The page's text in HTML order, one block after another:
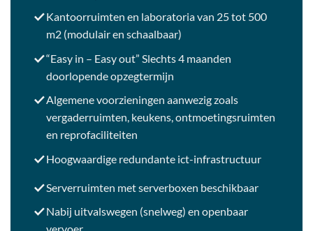
Kantoorruimten en laboratoria van 25 tot 500
m2 (modulair en schaalbaar)
“Easy in – Easy out” Slechts 4 maanden
doorlopende opzegtermijn
Algemene voorzieningen aanwezig zoals
vergaderruimten, keukens, ontmoetingsruimten
en reprofaciliteiten
Hoogwaardige redundante ict-infrastructuur
Serverruimten met serverboxen beschikbaar
Nabij uitvalswegen (snelweg) en openbaar